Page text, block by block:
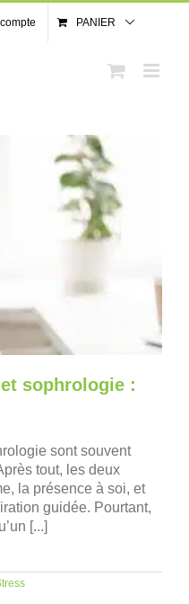
PANIER
sophrologie :
sont souvent
tout, les deux
la présence à soi, et
guidée. Pourtant,
[...]